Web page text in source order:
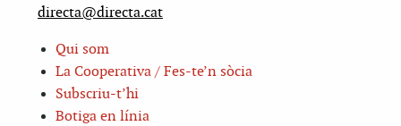
directa@directa.cat
Qui som
La Cooperativa / Fes-te’n sòcia
Subscriu-t’hi
Botiga en línia